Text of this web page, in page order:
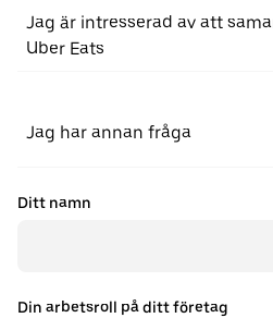
Jag är intresserad av att
Uber Eats
Jag har annan fråga
Ditt namn
Din arbetsroll på ditt företag